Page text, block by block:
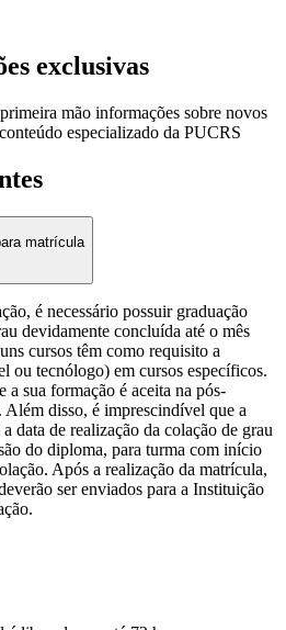
exclusivas
mão informações sobre novos
especializado da PUCRS
matrícula
é necessário possuir graduação
devidamente concluída até o mês
cursos têm como requisito a
ou tecnólogo) em cursos específicos.
sua formação é aceita na pós-
Além disso, é imprescindível que a
data de realização da colação de grau
do diploma, para turma com início
Após a realização da matrícula,
ser enviados para a Instituição